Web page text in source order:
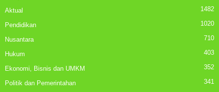
Aktual 1482
Pendidikan 1020
Nusantara 710
Hukum 403
Ekonomi, Bisnis dan UMKM 352
Politik dan Pemerintahan 341